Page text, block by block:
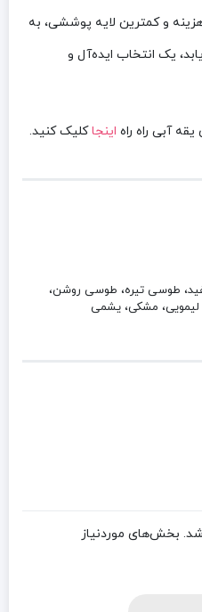
و کمترین لایه پوششی، به
یک انتخاب ایده‌آل و
آبی راه راه اینجاکلیک کنید.
طوسی تیره، طوسی روشن،
لیمویی، مشکی، یشمی
بخش‌های موردنیاز